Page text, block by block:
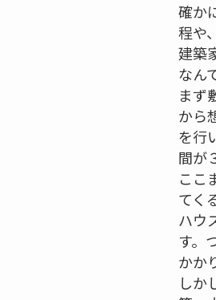
確か
程や
建築
なん
まず
から
を行
間が
ここ
てく
ハウ
す。
かか
しか